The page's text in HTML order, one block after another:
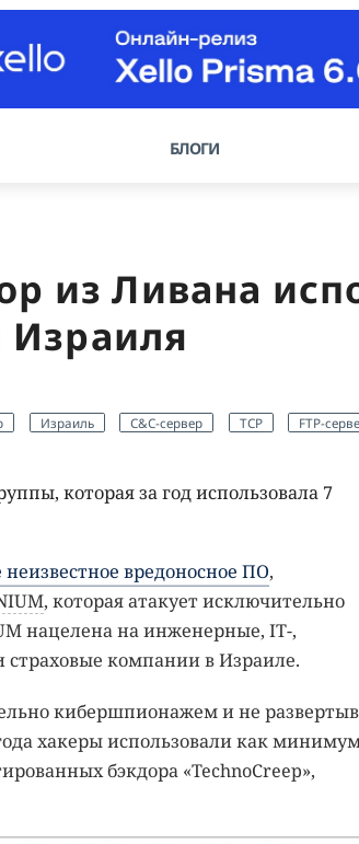
БЛОГИ
из Ливана
Израиль C&C-сервер TCP
FTP-
которая за год использовала 7
вредоносное ПО,
, которая атакует исключительно
нацелена на инженерные, IT-,
компании в Израиле.
кибершпионажем и не
хакеры использовали как
бэкдора «TechnoCreep»,